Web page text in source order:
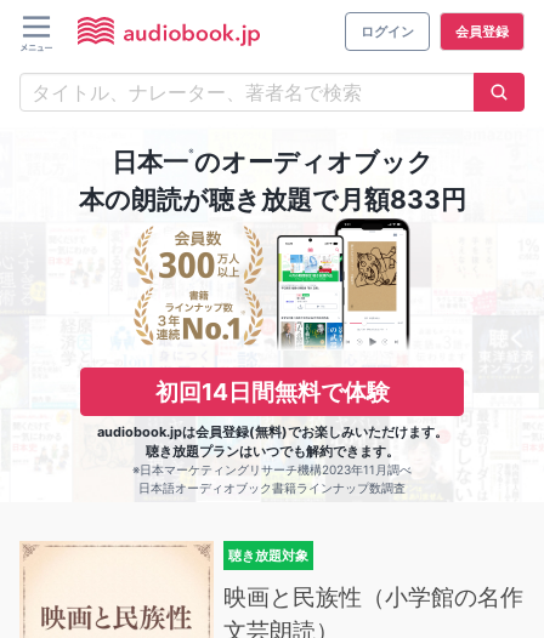
ログイン 会員登録
日本一※のオーディオブック
本の朗読が聴き放題で月額833円
初回14日間無料で体験
audiobook.jpは会員登録(無料)でお楽しみいただけます。
聴き放題プランはいつでも解約できます。
※日本マーケティングリサーチ機構2023年11月調べ
日本語オーディオブック書籍ラインナップ数調査
聴き放題対象
映画と民族性（小学館の名作
文芸朗読）